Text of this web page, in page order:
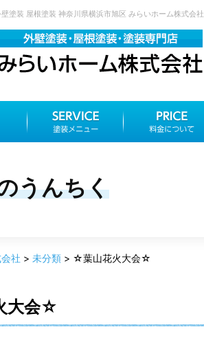
装 屋根塗装 神奈川県横浜市旭区 みらいホーム株式会社
うんちく
社 > 未分類 > ☆葉山花火大会☆
大会☆